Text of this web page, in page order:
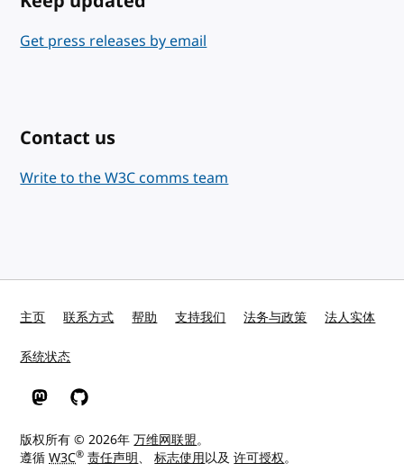
Get press releases by email
Contact us
Write to the W3C comms team
主页 联系方式 帮助 支持我们 法务与政策 法人实体
系统状态
W3C 在 Mastodon
W3C 在 GitHub
版权所有 © 2026年万维网联盟。
遵循W3C® 责任声明、标志使用以及许可授权。